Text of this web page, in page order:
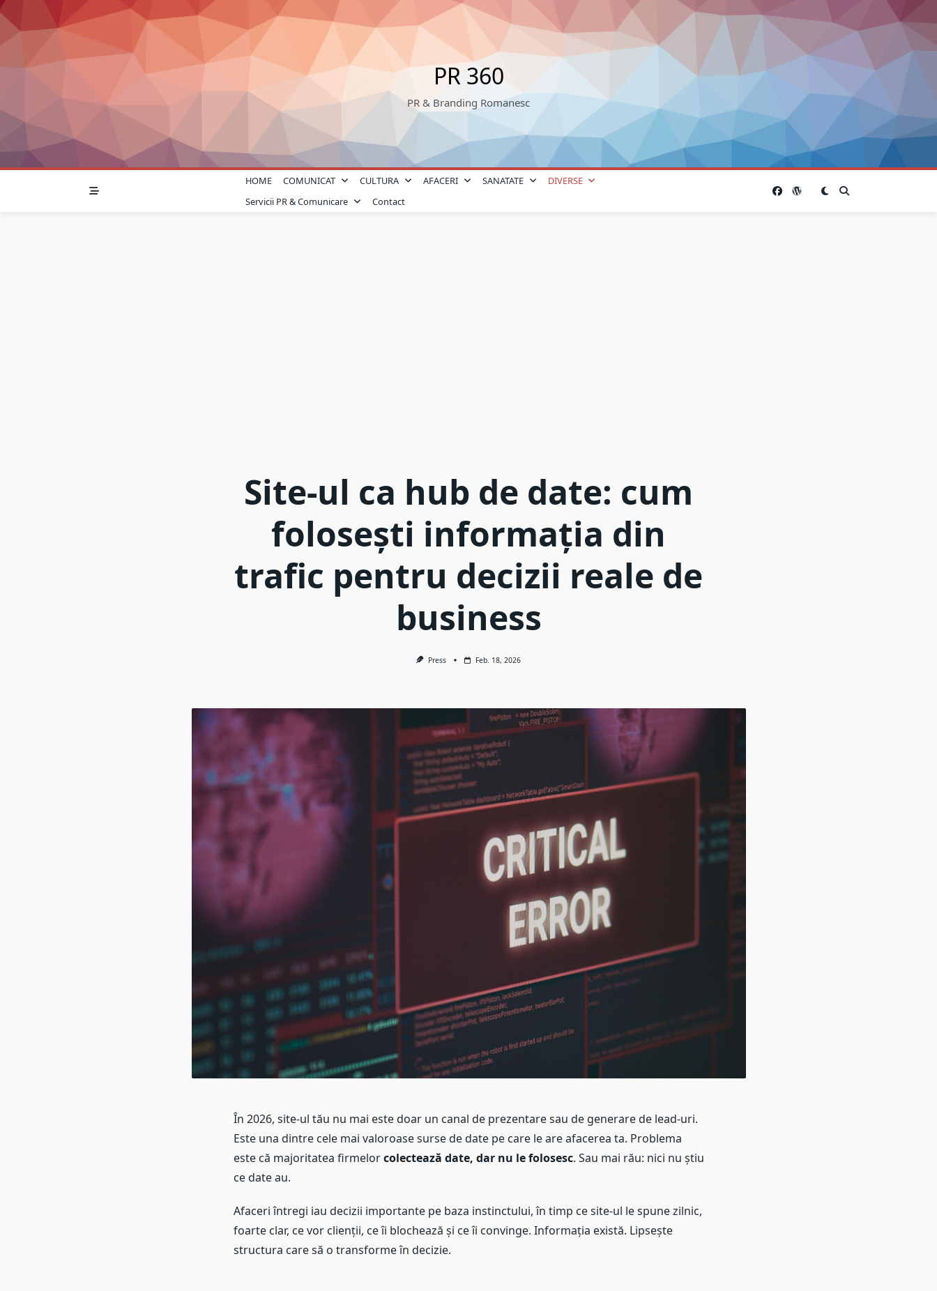
Skip
to
content
PR 360
PR & Branding Romanesc
HOME COMUNICAT CULTURA AFACERI SANATATE
DIVERSE
Servicii PR & Comunicare
Contact
Site-ul ca hub de date: cum
folosești informația din
trafic pentru decizii reale de
business
Press Feb. 18, 2026
În 2026, site-ul tău nu mai este doar un canal de prezentare sau de generare de lead-uri.
Este una dintre cele mai valoroase surse de date pe care le are afacerea ta. Problema
este că majoritatea firmelorcolectează date, dar nu le folosesc. Sau mai rău: nici nu știu
ce date au.
Afaceri întregi iau decizii importante pe baza instinctului, în timp ce site-ul le spune zilnic,
foarte clar, ce vor clienții, ce îi blochează și ce îi convinge. Informația există. Lipsește
structura care să o transforme în decizie.